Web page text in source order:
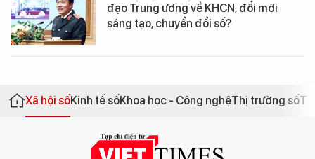
đạo Trung ương về KHCN, đổi mới
sáng tạo, chuyển đổi số?
Xã hội sốKinh tế sốKhoa học - Công nghệThị trường số